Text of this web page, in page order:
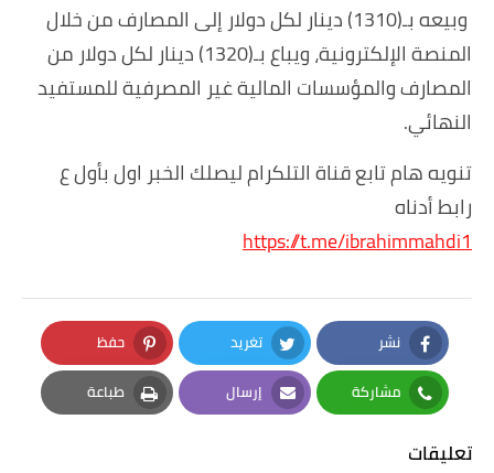
وبيعه بـ(1310) دينار لكل دولار إلى المصارف من خلال
المنصة الإلكترونية، ويباع بـ(1320) دينار لكل دولار من
المصارف والمؤسسات المالية غير المصرفية للمستفيد
النهائي.
تنويه هام تابع قناة التلكرام ليصلك الخبر اول بأول ع
رابط أدناه
https://t.me/ibrahimmahdi1
نشر
Facebook
تغريد
Twitter
حفظ
Pinterest
مشاركة
Whatsapp
إرسال
Email
طباعة
Print
تعليقات